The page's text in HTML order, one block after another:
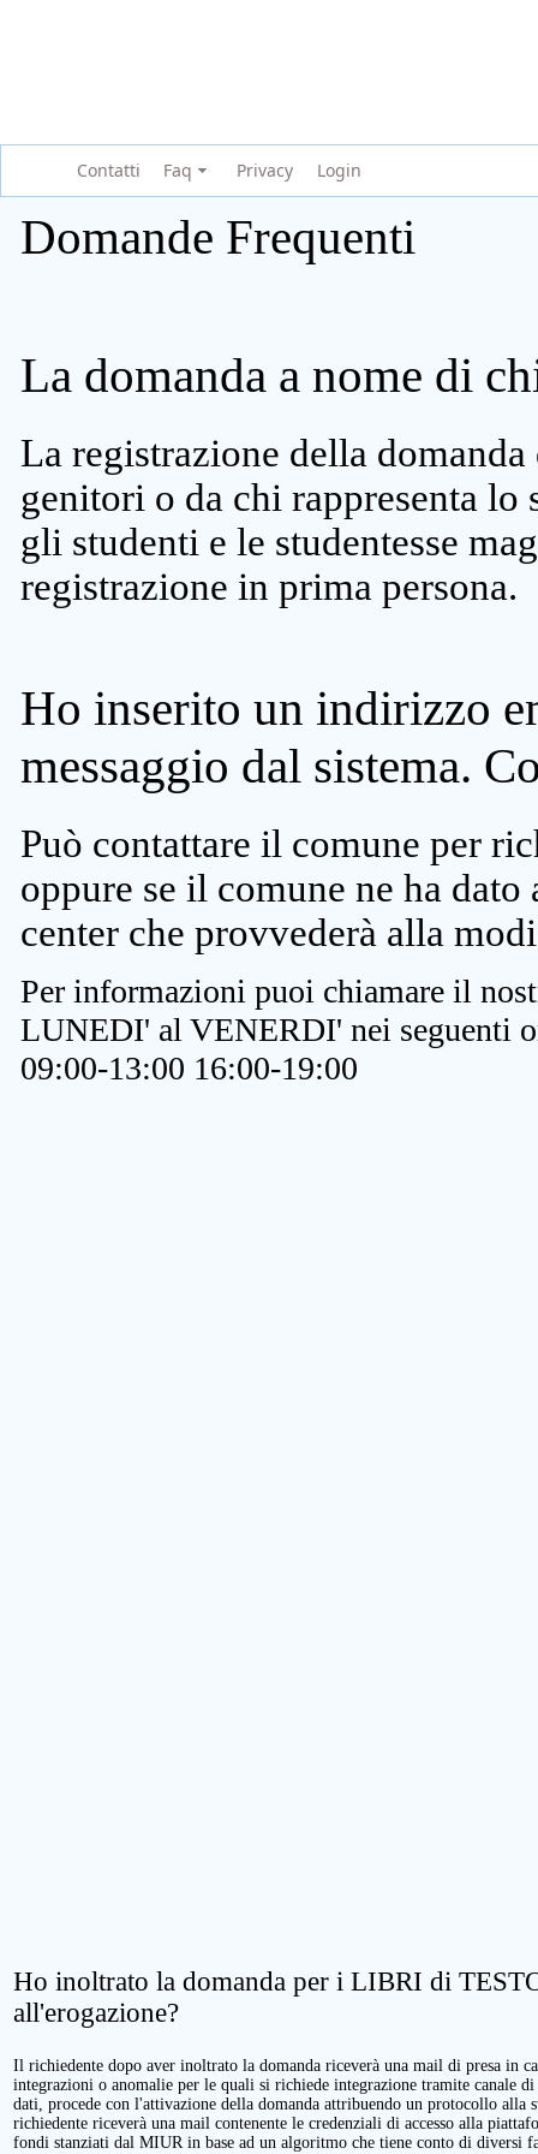
Contatti Faq Privacy Login
Domande Frequenti
La domanda a nome di
La registrazione della
genitori o da chi rappresenta lo
gli studenti e le studentesse
registrazione in prima persona.
Ho inserito un indirizzo
messaggio dal sistema.
Può contattare il comune per
oppure se il comune ne ha
center che provvederà alla
Per informazioni puoi chiamare il
LUNEDI' al VENERDI' nei seguenti
09:00-13:00 16:00-19:00
Ho inoltrato la domanda per i LIBRI di
all'erogazione?
Il richiedente dopo aver inoltrato la domanda riceverà una mail di presa in
integrazioni o anomalie per le quali si richiede integrazione tramite canale
dati, procede con l'attivazione della domanda attribuendo un protocollo alla
richiedente riceverà una mail contenente le credenziali di accesso alla
fondi stanziati dal MIUR in base ad un algoritmo che tiene conto di diversi